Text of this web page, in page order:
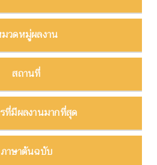
ชาการ
1
การ
23
การ
วดหมู่ผลงาน
8
สถานที่
11
ที่มีผลงานมากที่สุด
ภาษาต้นฉบับ